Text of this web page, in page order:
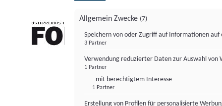
Allgemein Zwecke (7)
Speichern von oder Zugriff auf Informationen auf
3 Partner
Verwendung reduzierter Daten zur Auswahl von
1 Partner
- mit berechtigtem Interesse
1 Partner
Erstellung von Profilen für personalisierte
FONDS professionell